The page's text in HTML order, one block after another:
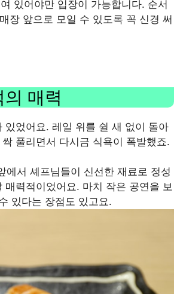
있어야만 입장이 가능합니다. 순서
장 앞으로 모일 수 있도록 꼭 신경 써
매력
있었어요. 레일 위를 쉴 새 없이 돌아
풀리면서 다시금 식욕이 폭발했죠.
서 셰프님들이 신선한 재료로 정성
력적이었어요. 마치 작은 공연을 보
있다는 장점도 있고요.